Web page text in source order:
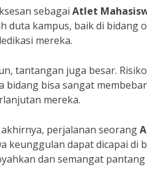
sebagai Atlet
duta kampus, baik di bidang
mereka.
tantangan juga besar.
bidang bisa sangat
mereka.
akhirnya, perjalanan seorang
keunggulan dapat dicapai di
dan semangat pantang